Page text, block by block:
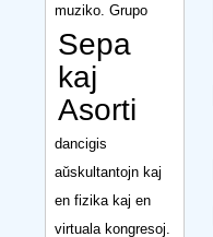
muziko. Grupo
Sepa
kaj
Asorti
dancigis
aŭskultantojn kaj
en fizika kaj en
virtuala kongresoj.